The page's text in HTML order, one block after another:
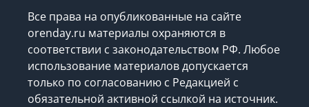
Все права на опубликованные на сайте
orenday.ru материалы охраняются в
соответствии с законодательством РФ. Любое
использование материалов допускается
только по согласованию с Редакцией с
обязательной активной ссылкой на источник.